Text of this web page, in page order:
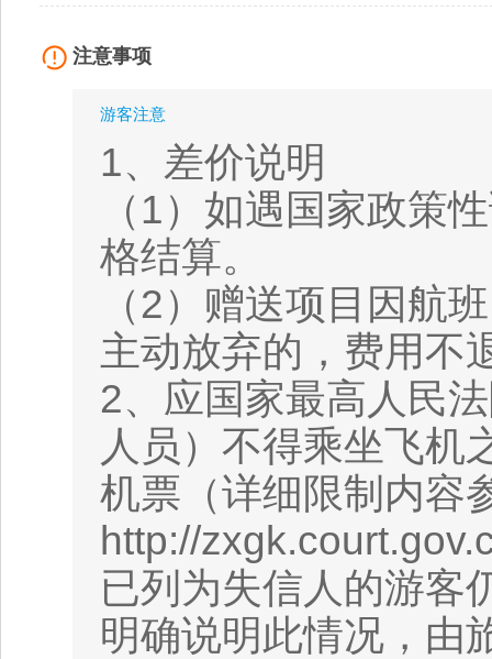
注意事项
游客注意
1、差价说明
（1）如遇国家政策
格结算。
（2）赠送项目因航
主动放弃的，费用不
2、应国家最高人民
人员）不得乘坐飞机
机票（详细限制内容
http://
已列为失信人的游客
明确说明此情况，由